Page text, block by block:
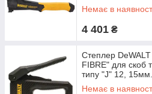
Немає в
4 401 ₴
Степлер
FIBRE" для скоб
типу "J" 12, 15мм.
Немає в